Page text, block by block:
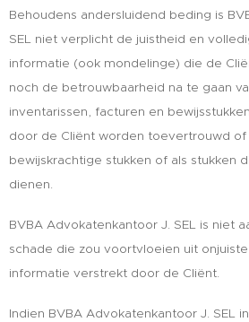
Behoudens andersluidend beding is
SEL niet verplicht de juistheid en
informatie (ook mondelinge) die de
noch de betrouwbaarheid na te gaan
inventarissen, facturen en
door de Cliënt worden toevertrouwd
bewijskrachtige stukken of als stukken
dienen.
BVBA Advokatenkantoor J. SEL is niet
schade die zou voortvloeien uit
informatie verstrekt door de Cliënt.
Indien BVBA Advokatenkantoor J. SEL